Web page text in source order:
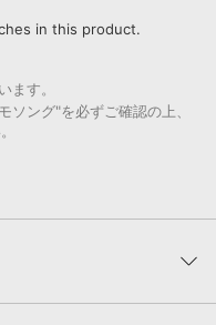
in this product.
ます。
ング"を必ずご確認の上、